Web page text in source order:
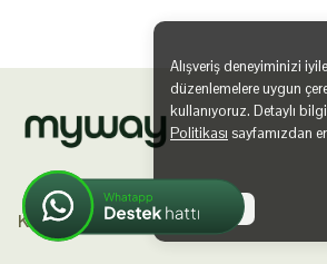
Alışveriş deneyiminizi
düzenlemelere uygun
kullanıyoruz. Detaylı
Politikası sayfamızdan
Anladım
KAMP MUTFAGI